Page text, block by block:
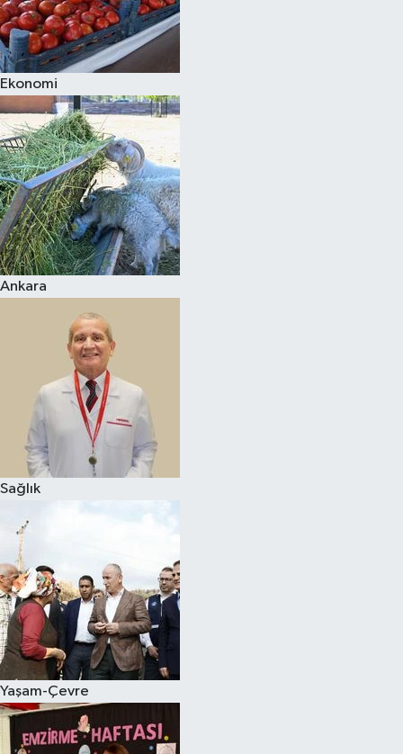
Ekonomi
Ankara
Sağlık
Yaşam-Çevre